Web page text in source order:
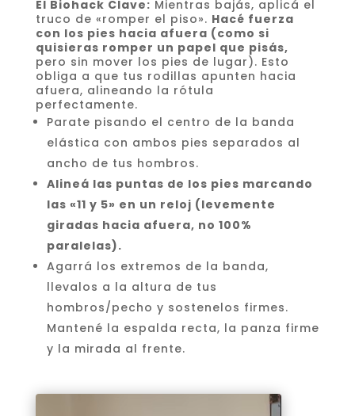
El Biohack Clave: Mientras bajás, aplicá el
truco de «romper el piso». Hacé fuerza
con los pies hacia afuera (como si
quisieras romper un papel que pisás,
pero sin mover los pies de lugar). Esto
obliga a que tus rodillas apunten hacia
afuera, alineando la rótula
perfectamente.
Parate pisando el centro de la banda
elástica con ambos pies separados al
ancho de tus hombros.
Alineá las puntas de los pies marcando
las «11 y 5» en un reloj (levemente
giradas hacia afuera, no 100%
paralelas).
Agarrá los extremos de la banda,
llevalos a la altura de tus
hombros/pecho y sostenelos firmes.
Mantené la espalda recta, la panza firme
y la mirada al frente.